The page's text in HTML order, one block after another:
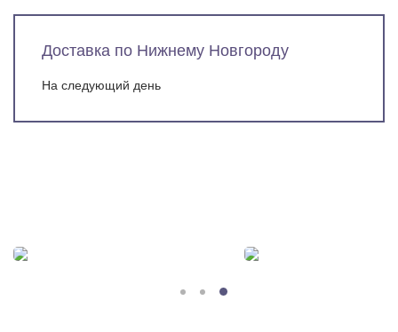
Доставка по Нижнему Новгороду
На следующий день